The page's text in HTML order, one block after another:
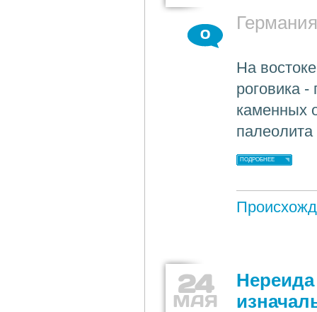
Германия
0
На
роговика
каменных
ПОДРОБНЕЕ
24
МАЯ